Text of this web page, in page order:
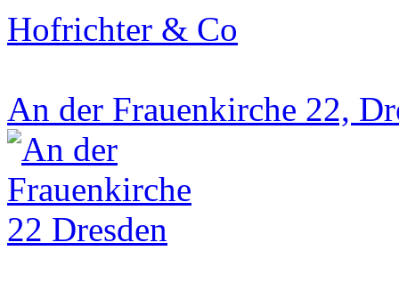
Hofrichter & Co
An der Frauenkirche 22,